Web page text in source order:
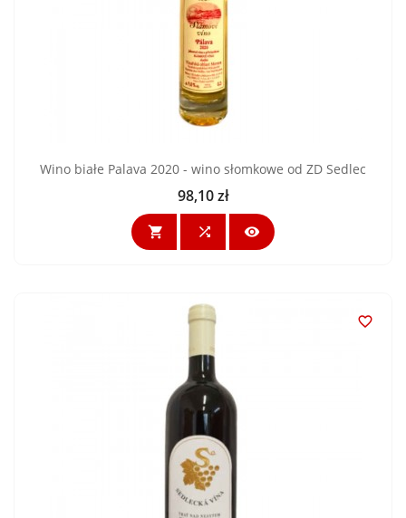
Wino białe Palava 2020 - wino słomkowe od ZD Sedlec
Cena
98,10 zł
  
